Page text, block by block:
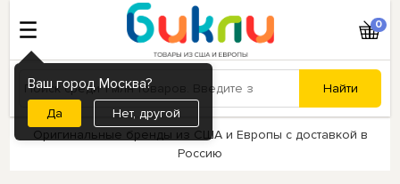
Ваш город Москва?
Нет, другой
0
Оригинальные бренды из США и Европы с доставкой в
Россию